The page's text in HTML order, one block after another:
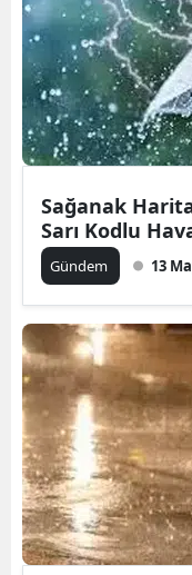
Sağanak
Sarı Kodlu
Gündem 13